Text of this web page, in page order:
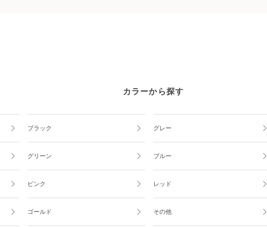
カラーから探す
ブラック グレー
グリーン ブルー
ピンク レッド
ゴールド その他